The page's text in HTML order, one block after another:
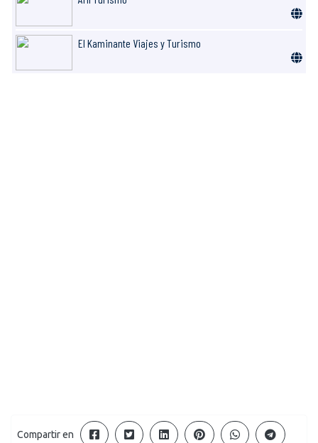
El Kaminante Viajes y Turismo
Compartir en